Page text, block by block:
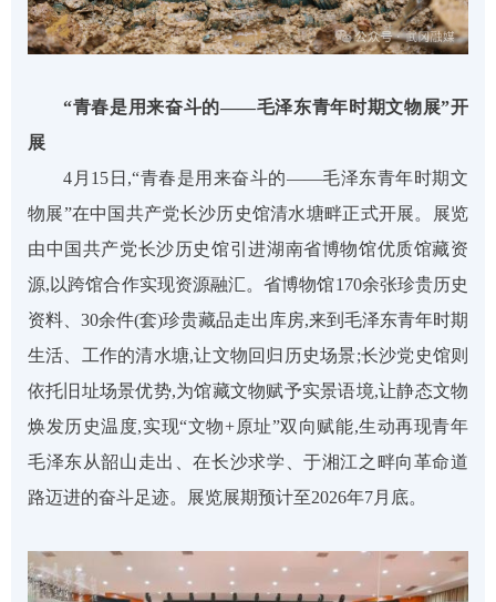
“青春是用来奋斗的——毛泽东青年时期文物展”开
展
4月15日,“青春是用来奋斗的——毛泽东青年时期文
物展”在中国共产党长沙历史馆清水塘畔正式开展。展览
由中国共产党长沙历史馆引进湖南省博物馆优质馆藏资
源,以跨馆合作实现资源融汇。省博物馆170余张珍贵历史
资料、30余件(套)珍贵藏品走出库房,来到毛泽东青年时期
生活、工作的清水塘,让文物回归历史场景;长沙党史馆则
依托旧址场景优势,为馆藏文物赋予实景语境,让静态文物
焕发历史温度,实现“文物+原址”双向赋能,生动再现青年
毛泽东从韶山走出、在长沙求学、于湘江之畔向革命道
路迈进的奋斗足迹。展览展期预计至2026年7月底。